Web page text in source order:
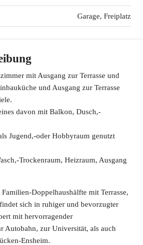
Garage, Freiplatz
mit Ausgang zur Terrasse und
und Ausgang zur Terrasse
davon mit Balkon, Dusch,-
Jugend,-oder Hobbyraum genutzt
Trockenraum, Heizraum, Ausgang
Doppelhaushälfte mit Terrasse,
sich in ruhiger und bevorzugter
mit hervorragender
Autobahn, zur Universität, als auch
Ensheim.